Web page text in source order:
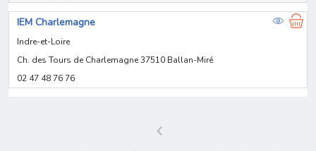
IEM Charlemagne
Indre-et-Loire
Ch. des Tours de Charlemagne 37510 Ballan-Miré
02 47 48 76 76